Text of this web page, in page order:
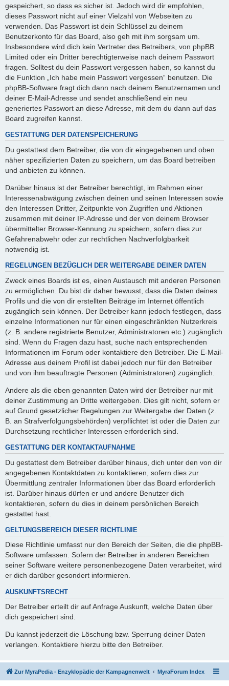
gespeichert, so dass es sicher ist. Jedoch wird dir empfohlen,
dieses Passwort nicht auf einer Vielzahl von Webseiten zu
verwenden. Das Passwort ist dein Schlüssel zu deinem
Benutzerkonto für das Board, also geh mit ihm sorgsam um.
Insbesondere wird dich kein Vertreter des Betreibers, von phpBB
Limited oder ein Dritter berechtigterweise nach deinem Passwort
fragen. Solltest du dein Passwort vergessen haben, so kannst du
die Funktion „Ich habe mein Passwort vergessen“ benutzen. Die
phpBB-Software fragt dich dann nach deinem Benutzernamen und
deiner E-Mail-Adresse und sendet anschließend ein neu
generiertes Passwort an diese Adresse, mit dem du dann auf das
Board zugreifen kannst.
GESTATTUNG DER DATENSPEICHERUNG
Du gestattest dem Betreiber, die von dir eingegebenen und oben
näher spezifizierten Daten zu speichern, um das Board betreiben
und anbieten zu können.
Darüber hinaus ist der Betreiber berechtigt, im Rahmen einer
Interessenabwägung zwischen deinen und seinen Interessen sowie
den Interessen Dritter, Zeitpunkte von Zugriffen und Aktionen
zusammen mit deiner IP-Adresse und der von deinem Browser
übermittelter Browser-Kennung zu speichern, sofern dies zur
Gefahrenabwehr oder zur rechtlichen Nachverfolgbarkeit
notwendig ist.
REGELUNGEN BEZÜGLICH DER WEITERGABE DEINER DATEN
Zweck eines Boards ist es, einen Austausch mit anderen Personen
zu ermöglichen. Du bist dir daher bewusst, dass die Daten deines
Profils und die von dir erstellten Beiträge im Internet öffentlich
zugänglich sein können. Der Betreiber kann jedoch festlegen, dass
einzelne Informationen nur für einen eingeschränkten Nutzerkreis
(z. B. andere registrierte Benutzer, Administratoren etc.) zugänglich
sind. Wenn du Fragen dazu hast, suche nach entsprechenden
Informationen im Forum oder kontaktiere den Betreiber. Die E-Mail-
Adresse aus deinem Profil ist dabei jedoch nur für den Betreiber
und von ihm beauftragte Personen (Administratoren) zugänglich.
Andere als die oben genannten Daten wird der Betreiber nur mit
deiner Zustimmung an Dritte weitergeben. Dies gilt nicht, sofern er
auf Grund gesetzlicher Regelungen zur Weitergabe der Daten (z.
B. an Strafverfolgungsbehörden) verpflichtet ist oder die Daten zur
Durchsetzung rechtlicher Interessen erforderlich sind.
GESTATTUNG DER KONTAKTAUFNAHME
Du gestattest dem Betreiber darüber hinaus, dich unter den von dir
angegebenen Kontaktdaten zu kontaktieren, sofern dies zur
Übermittlung zentraler Informationen über das Board erforderlich
ist. Darüber hinaus dürfen er und andere Benutzer dich
kontaktieren, sofern du dies in deinem persönlichen Bereich
gestattet hast.
GELTUNGSBEREICH DIESER RICHTLINIE
Diese Richtlinie umfasst nur den Bereich der Seiten, die die phpBB-
Software umfassen. Sofern der Betreiber in anderen Bereichen
seiner Software weitere personenbezogene Daten verarbeitet, wird
er dich darüber gesondert informieren.
AUSKUNFTSRECHT
Der Betreiber erteilt dir auf Anfrage Auskunft, welche Daten über
dich gespeichert sind.
Du kannst jederzeit die Löschung bzw. Sperrung deiner Daten
verlangen. Kontaktiere hierzu bitte den Betreiber.
Zur MyraPedia - Enzyklopädie der Kampagnenwelt MyraForum Index